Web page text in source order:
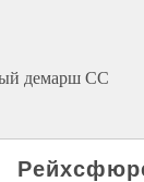
демарш СС